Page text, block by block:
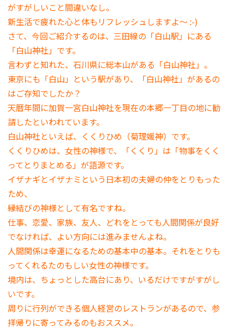
がすがしいこと間違いなし。
新生活で疲れた心と体もリフレッシュしますよ～ :-)
さて、今回ご紹介するのは、三田線の「白山駅」にある
「白山神社」です。
言わずと知れた、石川県に総本山がある「白山神社」。
東京にも「白山」という駅があり、「白山神社」があるの
はご存知でしたか？
天暦年間に加賀一宮白山神社を現在の本郷一丁目の地に勧
請したといわれています。
白山神社といえば、くくりひめ（菊理媛神）です。
くくりひめは、女性の神様で、「くくり」は「物事をくく
ってとりまとめる」が語源です。
イザナギとイザナミという日本初の夫婦の仲をとりもった
ため、
縁結びの神様として有名ですね。
仕事、恋愛、家族、友人、どれをとっても人間関係が良好
でなければ、よい方向には進みませんよね。
人間関係は幸運になるための基本中の基本。それをとりも
ってくれるたのもしい女性の神様です。
境内は、ちょっとした高台にあり、いるだけですがすがし
いです。
周りに行列ができる個人経営のレストランがあるので、参
拝帰りに寄ってみるのもおススメ。